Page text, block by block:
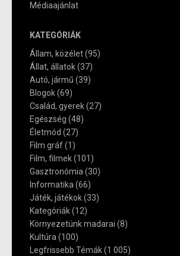
Médiaajánlat
KATEGÓRIÁK
Állam, közélet(95)
Állat, állatok(37)
Autó, jármű (39)
Blogok(69)
Család, gyerek(27)
Egészség (48)
Életmód (27)
Film gráf(1)
Film, filmek(101)
Gasztronómia (30)
Informatika (66)
Játék, játékok(33)
Kategóriák(12)
Környezetünk madarai (8)
Kultúra (100)
Legfrissebb Témák(1 005)